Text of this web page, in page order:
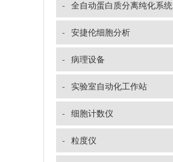
- 全自动蛋白质分离纯化系统
- 安捷伦细胞分析
- 病理设备
- 实验室自动化工作站
- 细胞计数仪
- 粒度仪